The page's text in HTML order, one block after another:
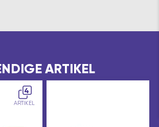
ARTIKEL
4
ARTIKEL